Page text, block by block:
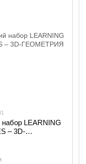
LEARNING
– 3D-